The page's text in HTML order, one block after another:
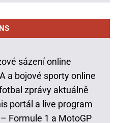
sázení online
a bojové sporty online
zprávy aktuálně
portál a live program
Formule 1 a MotoGP